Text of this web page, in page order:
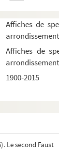
Affiches de
Affiches de
1900-2015
Micromégas
La mort du
La naissance du
Le neveu de
Robinson Crusoé
Les Saintes
Une saison en
Le second Faust